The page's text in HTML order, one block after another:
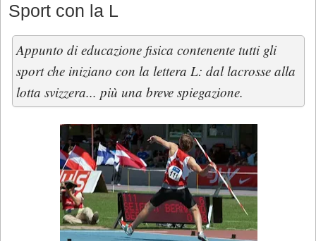
Sport con la L
Appunto di educazione fisica contenente tutti gli
sport che iniziano con la lettera L: dal lacrosse alla
lotta svizzera... più una breve spiegazione.